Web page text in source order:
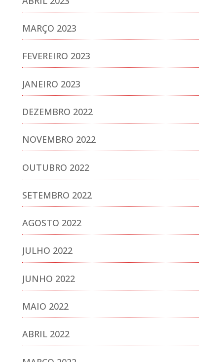
MARÇO 2023
FEVEREIRO 2023
JANEIRO 2023
DEZEMBRO 2022
NOVEMBRO 2022
OUTUBRO 2022
SETEMBRO 2022
AGOSTO 2022
JULHO 2022
JUNHO 2022
MAIO 2022
ABRIL 2022